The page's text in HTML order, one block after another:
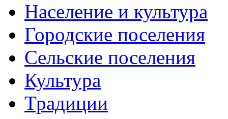
Население и культура
Городские поселения
Сельские поселения
Культура
Традиции